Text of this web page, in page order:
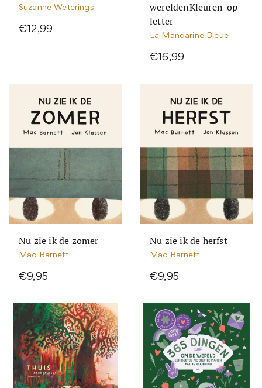
Suzanne Weterings
€12,99
wereldenKleuren-op-
letter
La Mandarine Bleue
€16,99
Nu zie ik de zomer
Mac Barnett
€9,95
Nu zie ik de herfst
Mac Barnett
€9,95